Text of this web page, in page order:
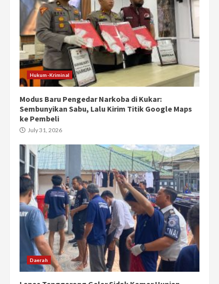
Hukum-Kriminal
Modus Baru Pengedar Narkoba di Kukar:
Sembunyikan Sabu, Lalu Kirim Titik Google Maps
ke Pembeli
July 31, 2026
Daerah